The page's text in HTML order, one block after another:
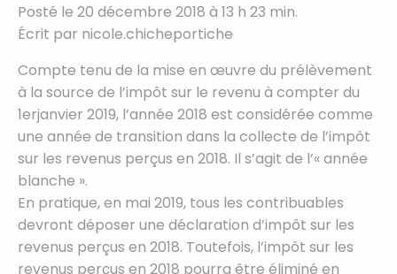
Posté le 20 décembre 2018 à 13 h 23 min.
Écrit par nicole.chicheportiche
Compte tenu de la mise en œuvre du prélèvement
à la source de l’impôt sur le revenu à compter du
1erjanvier 2019, l’année 2018 est considérée comme
une année de transition dans la collecte de l’impôt
sur les revenus perçus en 2018. Il s’agit de l’« année
blanche ».
En pratique, en mai 2019, tous les contribuables
devront déposer une déclaration d’impôt sur les
revenus perçus en 2018. Toutefois, l’impôt sur les
revenus perçus en 2018 pourra être éliminé en